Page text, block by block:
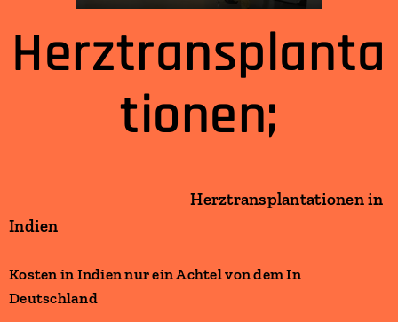
Herztransplanta
tionen;
Herztransplantationen in
Indien
Kosten in Indien nur ein Achtel von dem In
Deutschland